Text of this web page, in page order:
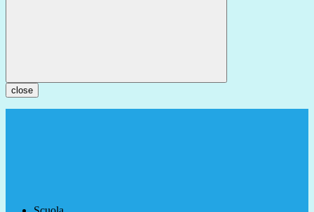
close